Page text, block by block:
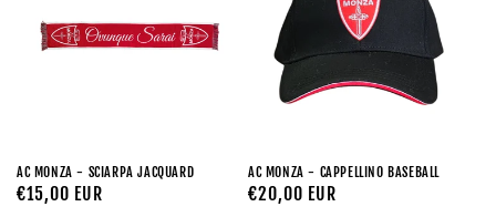
AC MONZA - SCIARPA JACQUARD
Prezzo
€15,00 EUR
AC MONZA - CAPPELLINO BASEBALL
Prezzo
€20,00 EUR